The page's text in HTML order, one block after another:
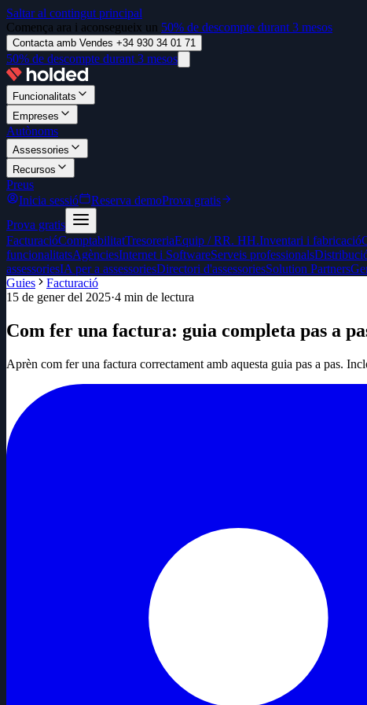
Saltar al contingut principal
Comença ara i aconsegueix un 50% de descompte durant 3 mesos
Contacta amb Vendes +34 930 34 01 71
50% de descompte durant 3 mesos
Funcionalitats
Empreses
Autònoms
Assessories
Recursos
Preus
Inicia sessió
Reserva demoProva gratis
Prova gratis
FacturacióComptabilitatTresoreriaEquip / RR. HH.Inventari i fabricació
funcionalitatsAgènciesInternet i SoftwareServeis professionals
assessoriesIA per a assessoriesDirectori d'assessoriesSolution Partners
Guies
Facturació
15 de gener del 2025·4 min de lectura
Com fer una factura: guia completa pas a
Aprèn com fer una factura correctament amb aquesta guia pas a pas.